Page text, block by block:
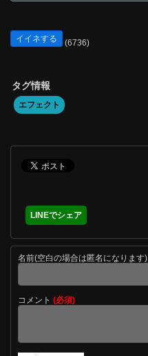
イイネする (6736)
タグ情報
エフェクト
LINEでシェア
名前(空白の場合は匿名になります)
コメント (必須)